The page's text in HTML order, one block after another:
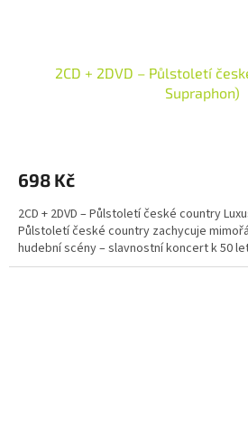
2CD + 2DVD – Půlstoletí
Supraphon)
698 Kč
2CD + 2DVD – Půlstoletí české country
Půlstoletí české country zachycuje
hudební scény – slavnostní koncert k 50